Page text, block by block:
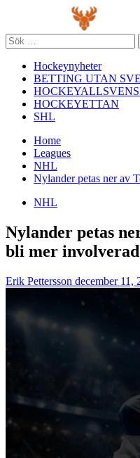
content
Sök
efter:
Hockeynyheter
BETTING UTAN
HOCKEYETTAN
SHL
Home
Leagues
NHL
Nylander petas ner av
NHL
Nylander petas
bli mer
Erik Pettersson december 11,